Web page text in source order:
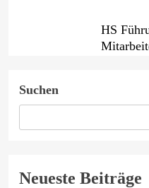
HS
Wenn
Suchen
Neueste Beiträge